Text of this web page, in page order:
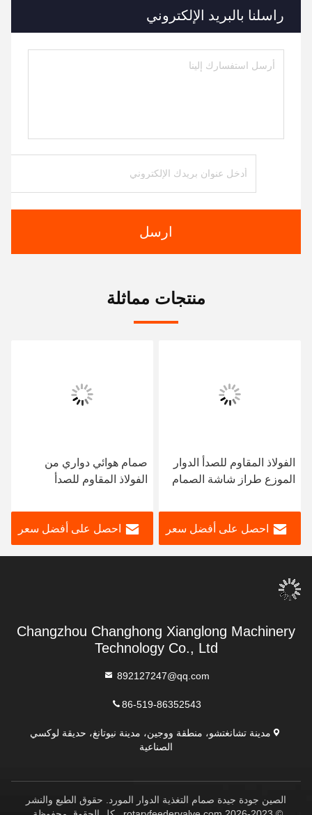
راسلنا بالبريد الإلكتروني
ارسل
منتجات مماثلة
الفولاذ المقاوم للصدأ الدوار
الموزع طراز شاشة الصمام
المخصصة
احصل على أفضل سعر
صمام هوائي دواري من
الفولاذ المقاوم للصدأ
احصل على أفضل سعر
Changzhou Changhong Xianglong Machinery
Technology Co., Ltd
892127247@qq.com
86-519-86352543
مدينة تشانغتشو، منطقة ووجين، مدينة نيوتانغ، حديقة لوكسي
الصناعية
الصين جودة جيدة صمام التغذية الدوار المورد. حقوق الطبع والنشر